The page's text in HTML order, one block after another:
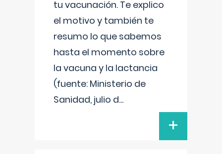
tu vacunación. Te explico
el motivo y también te
resumo lo que sabemos
hasta el momento sobre
la vacuna y la lactancia
(fuente: Ministerio de
Sanidad, julio d...
+